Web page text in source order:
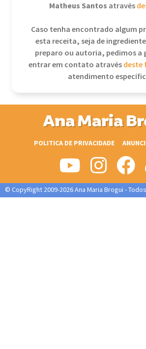
Matheus Santos através
Caso tenha encontrado algum
esta receita, seja de
preparo ou autoria, pedimos a
entrar em contato atravésdeste
atendimento
Ana Maria
POLITICA DE PRIVACIDADE
© CopyRight 2009-2026 Ana Maria Brogui -